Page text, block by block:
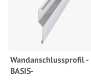
Wandanschlussprofil -
BASIS-